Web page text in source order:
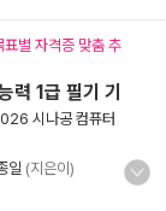
표별 자격증 맞춤 추
1급 필기 기
시나공 컴퓨터
일 (지은이)